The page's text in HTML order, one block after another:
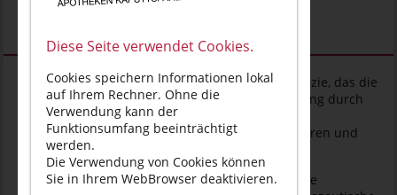
"Allgemeinpharmazie"
"Allgemeinpharmazie" ist das Gebiet der Pharmazie, das die
qualitativ hochwertige Versorgung der Bevölkerung durch
öffentliche Apotheken mit Arzneimitteln und
Medizinprodukten sowie deren wirksamen, sicheren und
wirtschaftlichen Einsatz umfasst.
Dazu zählen insbesondere die qualitätsgesicherte
Diese Seite verwendet Cookies.
Cookies speichern Informationen lokal
auf Ihrem Rechner. Ohne die
Verwendung kann der
Funktionsumfang beeinträchtigt
werden.
Die Verwendung von Cookies können
Sie in Ihrem WebBrowser deaktivieren.